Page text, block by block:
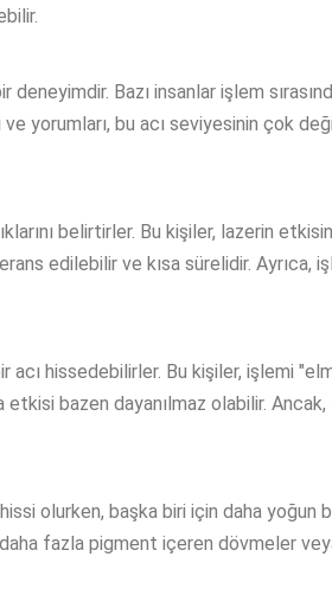
Bazı insanlar işlem
yorumları, bu acı seviyesinin çok
belirtirler. Bu kişiler, lazerin
edilebilir ve kısa sürelidir. Ayrıca,
acı hissedebilirler. Bu kişiler, işlemi
bazen dayanılmaz olabilir. Ancak,
olurken, başka biri için daha yoğun
fazla pigment içeren dövmeler